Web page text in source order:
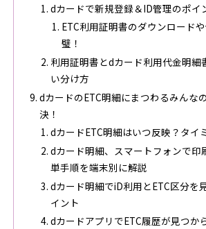
dカードで新規登録＆ID管理のポイ
ETC利用証明書のダウンロード
璧！
利用証明書とdカード利用代金明細
い分け方
dカードのETC明細にまつわるみんな
決！
dカードETC明細はいつ反映？タイ
dカード明細、スマートフォンで印
単手順を端末別に解説
dカード明細でiD利用とETC区分を
イント
dカードアプリでETC履歴が見つか